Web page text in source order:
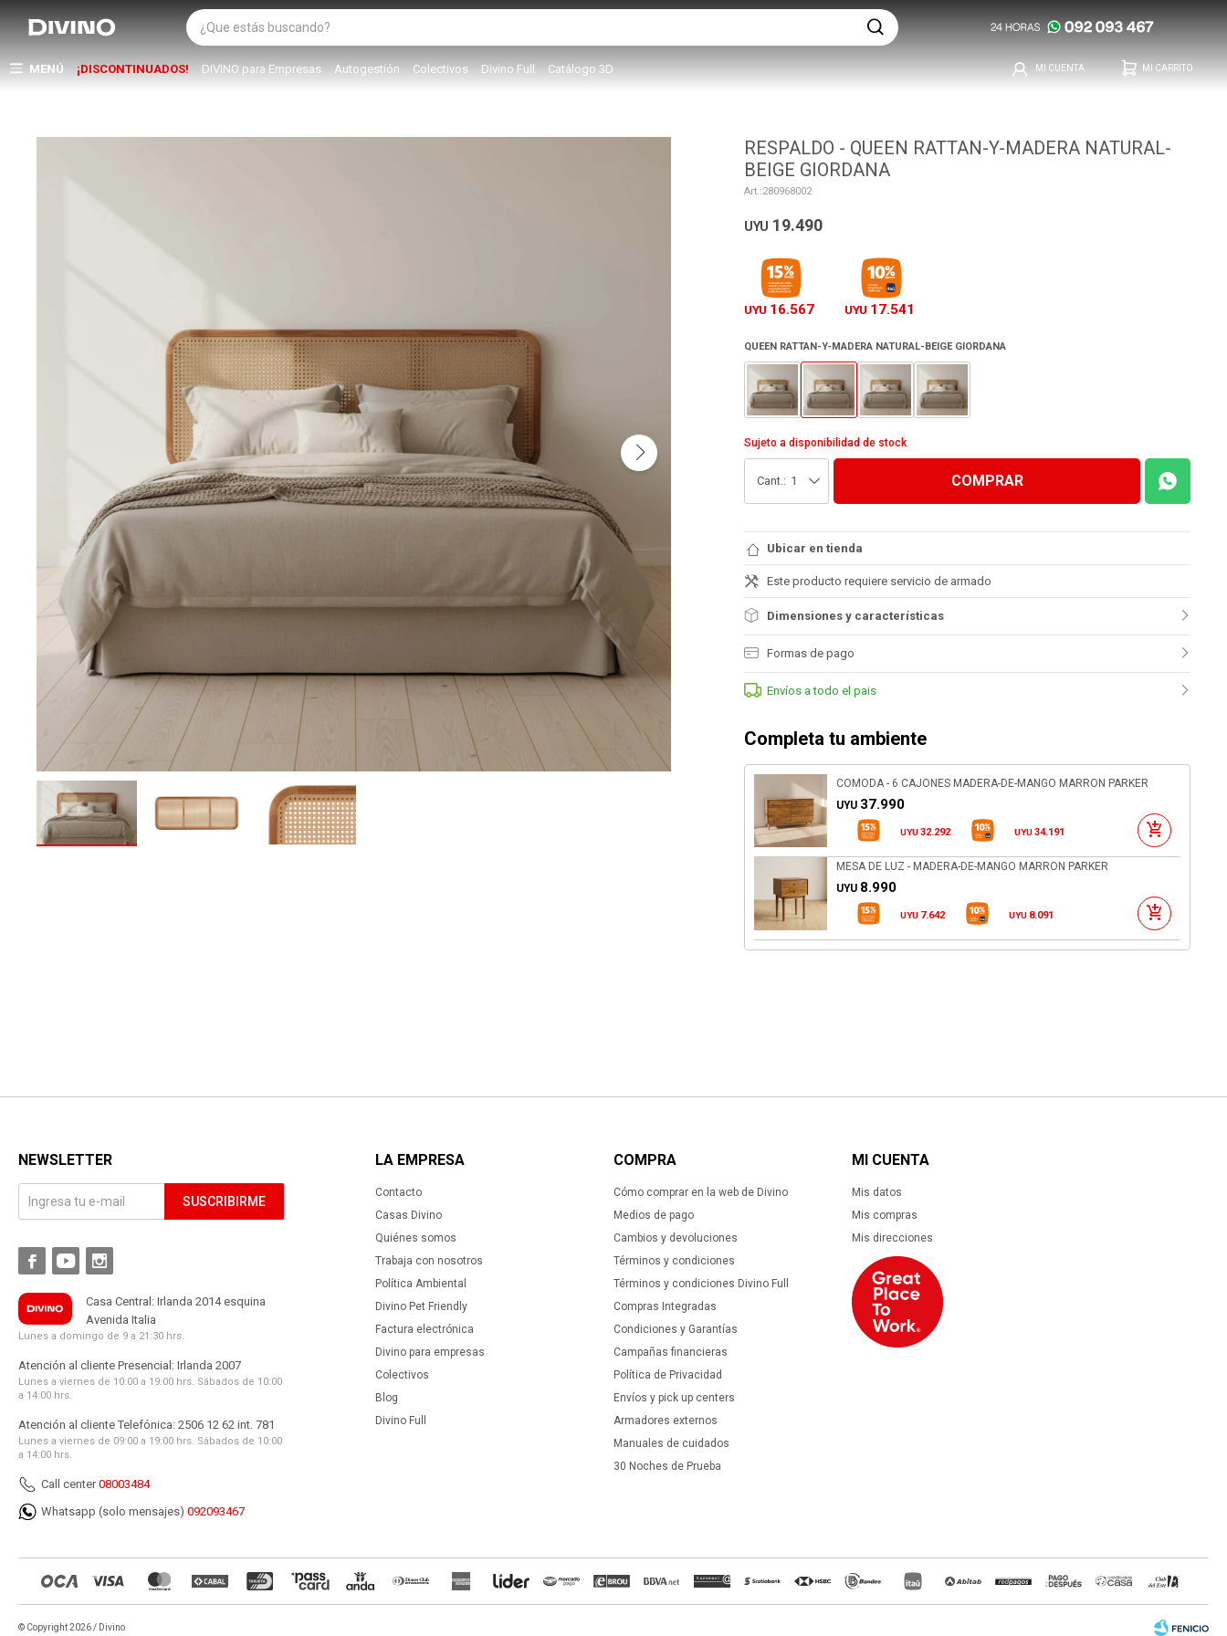
MENÚ ¡DISCONTINUADOS! DIVINO para Empresas Autogestión Colectivos Divino Full Catálogo 3D
RESPALDO - QUEEN RATTAN-Y-MADERA NATURAL-
BEIGE GIORDANA
280968002
UYU 19.490
UYU 16.567 UYU 17.541
QUEEN RATTAN-Y-MADERA NATURAL-BEIGE GIORDANA
Sujeto a disponibilidad de stock
1 COMPRAR
Ubicar en tienda
Este producto requiere servicio de armado
Dimensiones y características
Formas de pago
Envíos a todo el pais
Completa tu ambiente
COMODA - 6 CAJONES MADERA-DE-MANGO MARRON PARKER
UYU 37.990
UYU32.292 UYU34.191
MESA DE LUZ - MADERA-DE-MANGO MARRON PARKER
UYU 8.990
UYU 7.642 UYU 8.091
LA EMPRESA
Contacto
Casas Divino
Quiénes somos
Trabaja con nosotros
Política Ambiental
Divino Pet Friendly
Factura electrónica
Divino para empresas
Colectivos
Blog
Divino Full
COMPRA
Cómo comprar en la web de Divino
Medios de pago
Cambios y devoluciones
Términos y condiciones
Términos y condiciones Divino Full
Compras Integradas
Condiciones y Garantías
Campañas financieras
Política de Privacidad
Envíos y pick up centers
Armadores externos
Manuales de cuidados
30 Noches de Prueba
MI CUENTA
Mis datos
Mis compras
Mis direcciones
NEWSLETTER
SUSCRIBIRME
  
Casa Central: Irlanda 2014 esquina
Avenida Italia
Lunes a domingo de 9 a 21:30 hrs.
Atención al cliente Presencial: Irlanda 2007
Lunes a viernes de 10:00 a 19:00 hrs. Sábados de 10:00
a 14:00 hrs.
Atención al cliente Telefónica: 2506 12 62 int. 781
Lunes a viernes de 09:00 a 19:00 hrs. Sábados de 10:00
a 14:00 hrs.
Call center08003484
Whatsapp (solo mensajes) 092093467
© Copyright 2026 / Divino